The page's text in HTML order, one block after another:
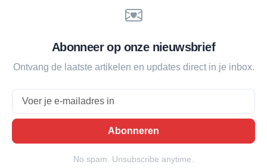
Abonneer op onze nieuwsbrief
Ontvang de laatste artikelen en updates direct in je inbox.
Abonneren
No spam. Unsubscribe anytime.